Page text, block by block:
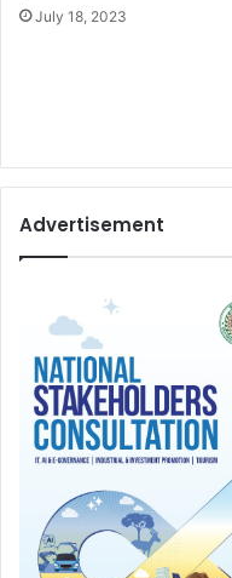
July 18, 2023
Advertisement